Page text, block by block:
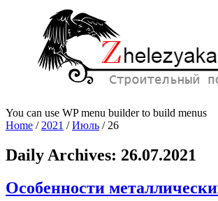
You can use WP menu builder to build menus
Home /2021 /Июль /26
Daily Archives: 26.07.2021
Особенности